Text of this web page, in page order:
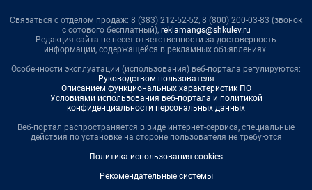
Связаться с отделом продаж: 8 (383) 212-52-52, 8 (800) 200-03-83 (звонок
с сотового бесплатный), reklamangs@shkulev.ru
Редакция сайта не несет ответственности за достоверность
информации, содержащейся в рекламных объявлениях.
Особенности эксплуатации (использования) веб-портала регулируются:
Руководством пользователя
Описанием функциональных характеристик ПО
Условиями использования веб-портала и политикой
конфиденциальности персональных данных
Веб-портал распространяется в виде интернет-сервиса, специальные
действия по установке на стороне пользователя не требуются
Политика использования cookies
Рекомендательные системы